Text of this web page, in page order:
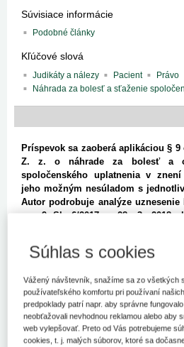
Súvisiace informácie
Podobné články
Kľúčové slová
Judikáty a nálezy Pacient Právo
Náhrada za bolesť a sťaženie
Príspevok sa zaoberá aplikáciou § 9
Z. z. o náhrade za bolesť a
spoločenského uplatnenia v
jeho možným nesúladom s
Autor podrobuje analýze
zn. 9 Sk 6/2017 z 28. 3. 2018,
Právo nie je pojem, ale živá sila.“
Rudolf von
Úvod
Súhlas s cookies
Vážený návštevník, snažíme sa zo všetkých
používateľského komfortu pri používaní
predpoklady patrí napr. aby správne
neobťažovali nevhodnou reklamou alebo aby
web vylepšovať. Preto od Vás potrebujeme
cookies, t. j. malých súborov, ktoré sa